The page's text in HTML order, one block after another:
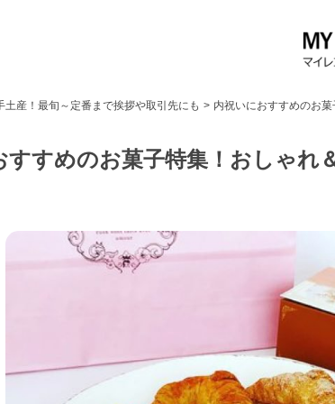
土産！最旬～定番まで挨拶や取引先にも > 内祝いにおすすめのお
すすめのお菓子特集！おしゃれ